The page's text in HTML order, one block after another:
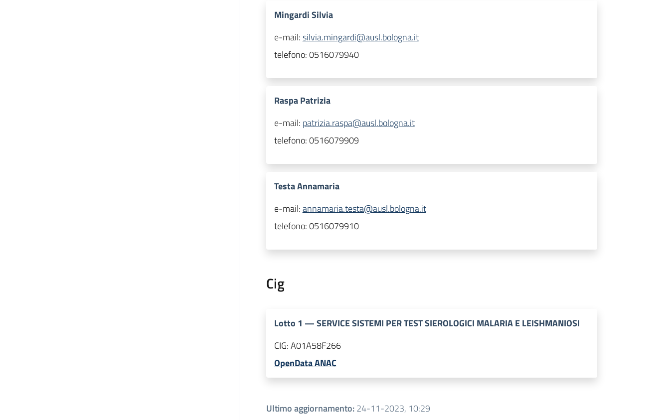
Mingardi Silvia
e-mail:silvia.mingardi@ausl.bologna.it
telefono:0516079940
Raspa Patrizia
e-mail: patrizia.raspa@ausl.bologna.it
telefono:0516079909
Testa Annamaria
e-mail:annamaria.testa@ausl.bologna.it
telefono:0516079910
Cig
Lotto 1 —SERVICE SISTEMI PER TEST SIEROLOGICI MALARIA E LEISHMANIOSI
CIG:A01A58F266
OpenData ANAC
Ultimo aggiornamento:24-11-2023, 10:29